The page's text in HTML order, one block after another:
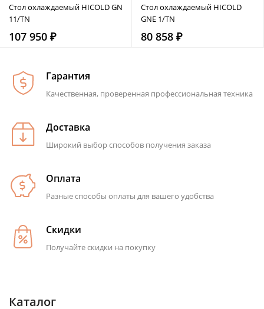
Стол охлаждаемый HICOLD GN
11/TN
107 950 ₽
Стол охлаждаемый HICOLD
GNE 1/TN
80 858 ₽
Гарантия
Качественная, проверенная профессиональная техника
Доставка
Широкий выбор способов получения заказа
Оплата
Разные способы оплаты для вашего удобства
Скидки
Получайте скидки на покупку
Каталог